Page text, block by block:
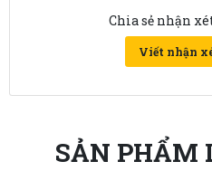
Chia sẻ nhận
Viết nhận
SẢN PHẨM